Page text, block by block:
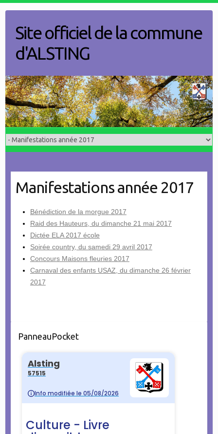
contentSite officiel de la commune
d'ALSTING
Manifestations année 2017
Bénédiction de la morgue 2017
Raid des Hauteurs, du dimanche 21 mai 2017
Dictée ELA 2017 école
Soirée country, du samedi 29 avril 2017
Concours Maisons fleuries 2017
Carnaval des enfants USAZ, du dimanche 26 février
2017
PanneauPocket